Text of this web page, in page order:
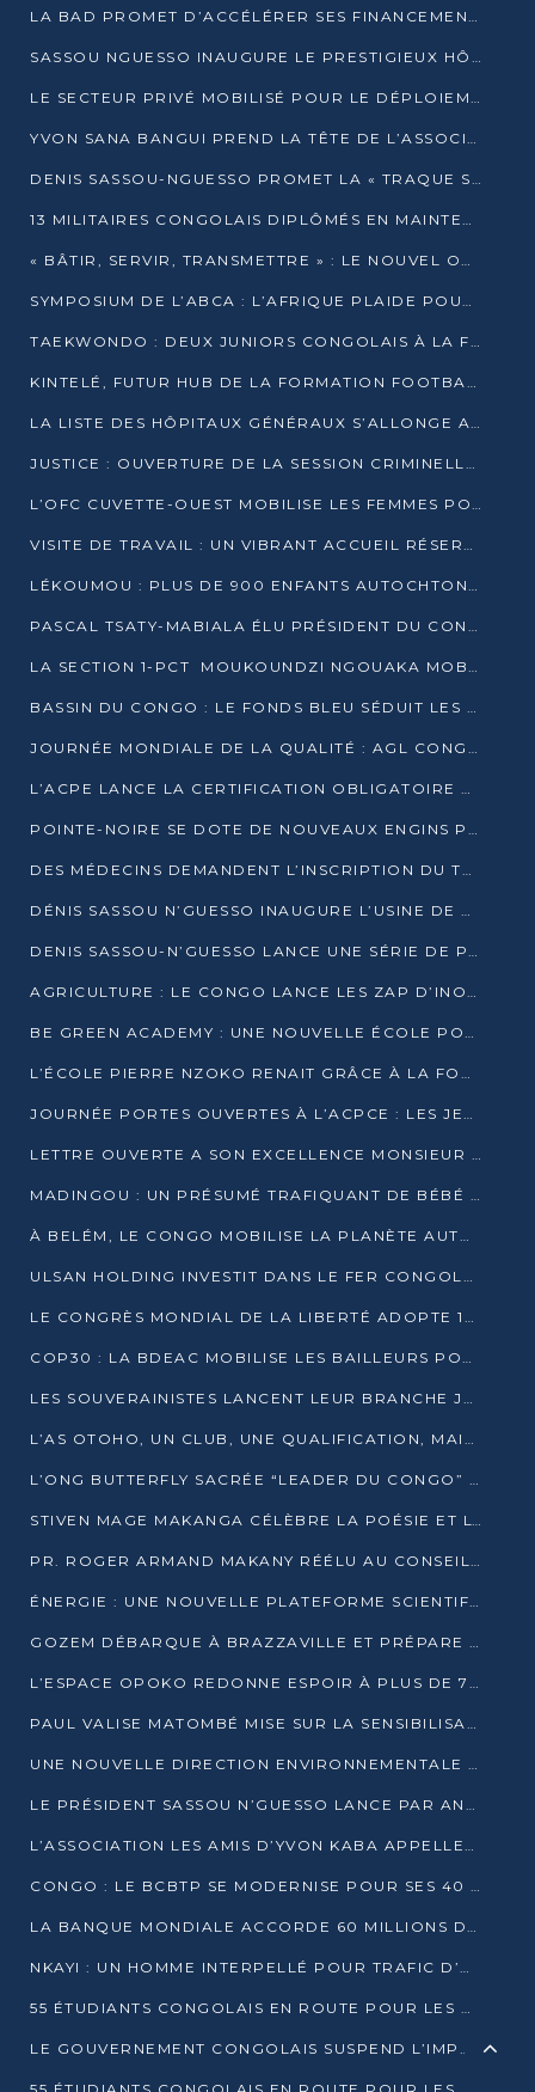
LA BAD PROMET D’ACCÉLÉRER SES FINANCEMENTS AVEC LE MINISTÈRE DE L’ASSAINISSEMENT
SASSOU NGUESSO INAUGURE LE PRESTIGIEUX HÔTEL KEMPINSKI BRAZZAVILLE
LE SECTEUR PRIVÉ MOBILISÉ POUR LE DÉPLOIEMENT DE 19 MINI-CENTRALES SOLAIRES
YVON SANA BANGUI PREND LA TÊTE DE L’ASSOCIATION DES BANQUES CENTRALES AFRICAINES
DENIS SASSOU-NGUESSO PROMET LA « TRAQUE SANS RELÂCHE » DU GRAND BANDITISME
13 MILITAIRES CONGOLAIS DIPLÔMÉS EN MAINTENANCE INDUSTRIELLE APRÈS TROIS ANS DE FORMATION À L’UNIVERSITÉ MARIEN-NGOUABI
« BÂTIR, SERVIR, TRANSMETTRE » : LE NOUVEL OUVRAGE QUI INTERPELLE LES COLLECTIVITÉS
SYMPOSIUM DE L’ABCA : L’AFRIQUE PLAIDE POUR UN FINANCEMENT CLIMATIQUE ÉQUITABLE
TAEKWONDO : DEUX JUNIORS CONGOLAIS À LA FINALE D’OPEN SYRIES 2025 À ABIDJAN
KINTELÉ, FUTUR HUB DE LA FORMATION FOOTBALLISTIQUE AFRICAINE ?
LA LISTE DES HÔPITAUX GÉNÉRAUX S’ALLONGE AU CONGO
JUSTICE : OUVERTURE DE LA SESSION CRIMINELLE À BRAZZAVILLE AVEC 52 DOSSIERS AU RÔLE
L’OFC CUVETTE-OUEST MOBILISE LES FEMMES POUR ACCUEILLIR LE PRÉSIDENT DE LA RÉPUBLIQUE
VISITE DE TRAVAIL : UN VIBRANT ACCUEIL RÉSERVÉ À DENIS SASSOU-N’GUESSO PAR L’ASSOCIATION « LES AMIS DE WOMO »
LÉKOUMOU : PLUS DE 900 ENFANTS AUTOCHTONES REÇOIVENT DES KITS SCOLAIRES GRÂCE À L’ESPACE OPOKO
PASCAL TSATY-MABIALA ÉLU PRÉSIDENT DU CONSEIL NATIONAL DE L’UPADS
LA SECTION 1-PCT MOUKOUNDZI NGOUAKA MOBILISE 100 000 FCFA POUR LE 6ᵉ CONGRÈS DU PARTI
BASSIN DU CONGO : LE FONDS BLEU SÉDUIT LES BAILLEURS À BELÉM
JOURNÉE MONDIALE DE LA QUALITÉ : AGL CONGO FORME ET SENSIBILISE LES JEUNES TALENTS
L’ACPE LANCE LA CERTIFICATION OBLIGATOIRE DES CONTRATS DE TRAVAIL DES TRANSPORTEURS
POINTE-NOIRE SE DOTE DE NOUVEAUX ENGINS POUR L’ASSAINISSEMENT ET L’ENTRETIEN ROUTIER
DES MÉDECINS DEMANDENT L’INSCRIPTION DU TRAITEMENT DU PIED-BOT DANS LES CURSUS UNIVERSITAIRES
DÉNIS SASSOU N’GUESSO INAUGURE L’USINE DE VALORISATION DU GAZ ASSOCIÉ
DENIS SASSOU-N’GUESSO LANCE UNE SÉRIE DE PROJETS DANS LE KOUILOU
AGRICULTURE : LE CONGO LANCE LES ZAP D’INONI ET YONO
BE GREEN ACADEMY : UNE NOUVELLE ÉCOLE POUR LES MÉTIERS DE L’ÉCOLOGIE À POINTE-NOIRE
L’ÉCOLE PIERRE NZOKO RENAIT GRÂCE À LA FONDATION MUCODEC
JOURNÉE PORTES OUVERTES À L’ACPCE : LES JEUNES EN IMMERSION DANS L’ENTREPRISE
LETTRE OUVERTE A SON EXCELLENCE MONSIEUR DENIS SASSOU NGUESSO, PRESIDENT DE LAREPUBLIQUE DU CONGO
MADINGOU : UN PRÉSUMÉ TRAFIQUANT DE BÉBÉ CHIMPANZÉ FIXÉ SUR SON SORT LE 20 NOVEMBRE
À BELÉM, LE CONGO MOBILISE LA PLANÈTE AUTOUR DU FONDS BLEU POUR LE BASSIN DU CONGO
ULSAN HOLDING INVESTIT DANS LE FER CONGOLAIS
LE CONGRÈS MONDIAL DE LA LIBERTÉ ADOPTE 14 RÉSOLUTIONS HISTORIQUES
COP30 : LA BDEAC MOBILISE LES BAILLEURS POUR LE FONDS BLEU DU BASSIN DU CONGO
LES SOUVERAINISTES LANCENT LEUR BRANCHE JEUNE À BRAZZAVILLE
L’AS OTOHO, UN CLUB, UNE QUALIFICATION, MAIS ENCORE DES DOUTES
L’ONG BUTTERFLY SACRÉE “LEADER DU CONGO” AU PRIX D’EXCELLENCE 2025
STIVEN MAGE MAKANGA CÉLÈBRE LA POÉSIE ET L’HUMAIN AVEC SON RECUEIL “HECTARE”
PR. ROGER ARMAND MAKANY RÉÉLU AU CONSEIL DE L’AUF
ÉNERGIE : UNE NOUVELLE PLATEFORME SCIENTIFIQUE POUR LA TRANSITION ÉNERGÉTIQUE EN AFRIQUE CENTRALE
GOZEM DÉBARQUE À BRAZZAVILLE ET PRÉPARE SON ARRIVÉE À POINTE-NOIRE
L’ESPACE OPOKO REDONNE ESPOIR À PLUS DE 775 ÉLÈVES AUTOCHTONES DANS LE NORD DU CONGO
PAUL VALISE MATOMBÉ MISE SUR LA SENSIBILISATION POUR ÉRAQUER LE GRAND BANDITISME
UNE NOUVELLE DIRECTION ENVIRONNEMENTALE POUR RENFORCER LA GESTION DES DONNÉES AU CONGO
LE PRÉSIDENT SASSOU N’GUESSO LANCE PAR ANTICIPATION LA 39ÈME JOURNÉE NATIONALE DE L’ARBRE
L’ASSOCIATION LES AMIS D’YVON KABA APPELLENT DENIS SASSOU N’GUESSO À SE PORTER CANDIDAT
CONGO : LE BCBTP SE MODERNISE POUR SES 40 ANS D’EXISTENCE
LA BANQUE MONDIALE ACCORDE 60 MILLIONS DE DOLLARS POUR LA RÉSILIENCE URBAINE AU CONGO
NKAYI : UN HOMME INTERPELLÉ POUR TRAFIC D’UN BÉBÉ CHIMPANZÉ
55 ÉTUDIANTS CONGOLAIS EN ROUTE POUR LES UNIVERSITÉS ALGÉRIENNES
LE GOUVERNEMENT CONGOLAIS SUSPEND L’IMPORTATION DES MACHETTES ET DES MOTOS